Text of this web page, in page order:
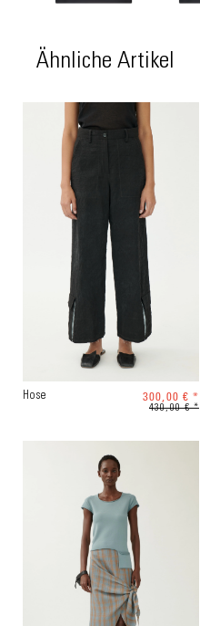
Ähnliche Artikel
Hose 300,00 € *
430,00 € *